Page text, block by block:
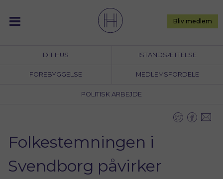
content
DIT HUS ISTANDSÆTTELSE
FOREBYGGELSE MEDLEMSFORDELE
POLITISK ARBEJDE
Bliv medlem
Folkestemningen i
Svendborg påvirker